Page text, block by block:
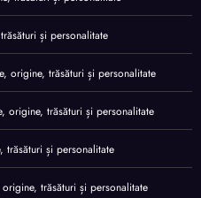
și personalitate
origine, trăsături și personalitate
origine, trăsături și personalitate
trăsături și personalitate
origine, trăsături și personalitate